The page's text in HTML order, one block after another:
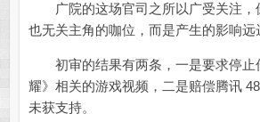
广院的这场官司之所以广受关注，
也无关主角的咖位，而是产生的影响远
初审的结果有两条，一是要求停止
耀》相关的游戏视频，二是赔偿腾讯
未获支持。